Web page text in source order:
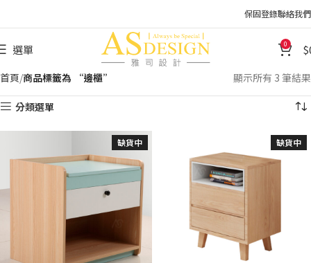
保固登錄聯絡我們
選單 0
首頁 商品標籤為 “邊櫃” 顯示所有 3 筆結果
分類選單
缺貨中 缺貨中